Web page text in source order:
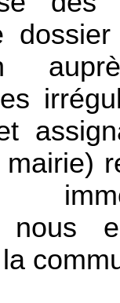
nous